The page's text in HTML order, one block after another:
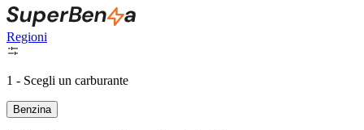
Regioni
1 - Scegli un carburante
Benzina